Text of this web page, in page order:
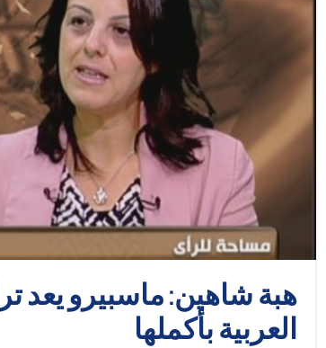
هبة شاهين: ماسبيرو يعد
العربية بأكملها